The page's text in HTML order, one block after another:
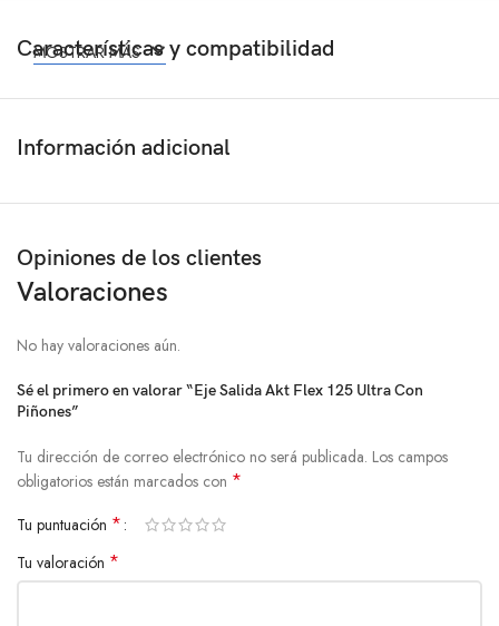
Características y compatibilidad
MOSTRAR MÁS
Información adicional
Opiniones de los clientes
Valoraciones
No hay valoraciones aún.
Sé el primero en valorar “Eje Salida Akt Flex 125 Ultra Con
Piñones”
Tu dirección de correo electrónico no será publicada. Los campos
obligatorios están marcados con *
Tu puntuación *
Tu valoración *